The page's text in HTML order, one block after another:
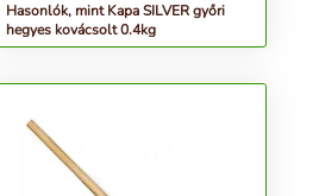
Hasonlók, mint Kapa SILVER győri
hegyes kovácsolt 0.4kg